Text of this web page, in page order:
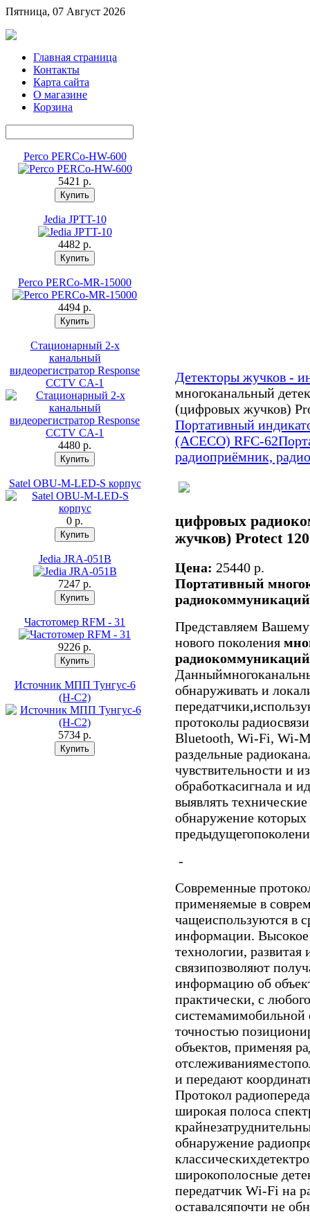
Пятница, 07 Август 2026
Главная страница
Контакты
Карта сайта
О магазине
Корзина
Perco PERCo-HW-600
5421 p.
Jedia JPTT-10
4482 p.
Perco PERCo-MR-15000
4494 p.
Стационарный 2-х
канальный
видеорегистратор Response
CCTV CA-1
4480 p.
Satel OBU-M-LED-S корпус
0 p.
Jedia JRA-051B
7247 p.
Частотомер RFM - 31
9226 p.
Источник МПП Тунгус-6
(Н-С2)
5734 p.
Детекторы жучков -
многоканальный
(цифровых жучков)
Портативный
(ACECO) RFC-62
радиоприёмник,
цифровых
жучков) Protect
Цена: 25440 p.
Портативный
Представляем
нового поколения
обнаруживать и
протоколы
Bluetooth, Wi-Fi, Wi-
раздельные
чувствительности и
обработкасигнала и
выявлять
обнаружение
-
Современные
применяемые в
чащеиспользуются в
информации. Высокое
технологии,
связипозволяют
информацию об
практически, с
системамимобильной
точностью
объектов, применяя
и передают
Протокол
широкая полоса
обнаружение
широкополосные
передатчик Wi-Fi на
оставалсяпочти не